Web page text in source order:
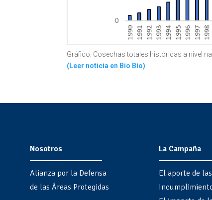
Gráfico: Cosechas totales históricas a nivel
(Leer noticia en Bío Bío)
Nosotros
Alianza por la Defensa
de las Áreas Protegidas
La Campaña
El aporte de